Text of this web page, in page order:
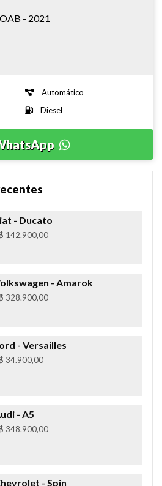
MOAB - 2021
Automático
Diesel
- Ducato
142.900,00
- Amarok
328.900,00
- Versailles
34.900,00
- A5
348.900,00
- Spin